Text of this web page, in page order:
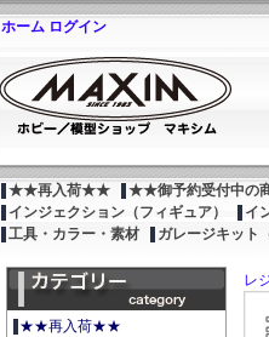
ホーム ログイン
★★再入荷★★ ★★御予約受付中の
インジェクション（フィギュア）
イ
工具・カラー・素材
ガレージキット
★★再入荷★★
レ